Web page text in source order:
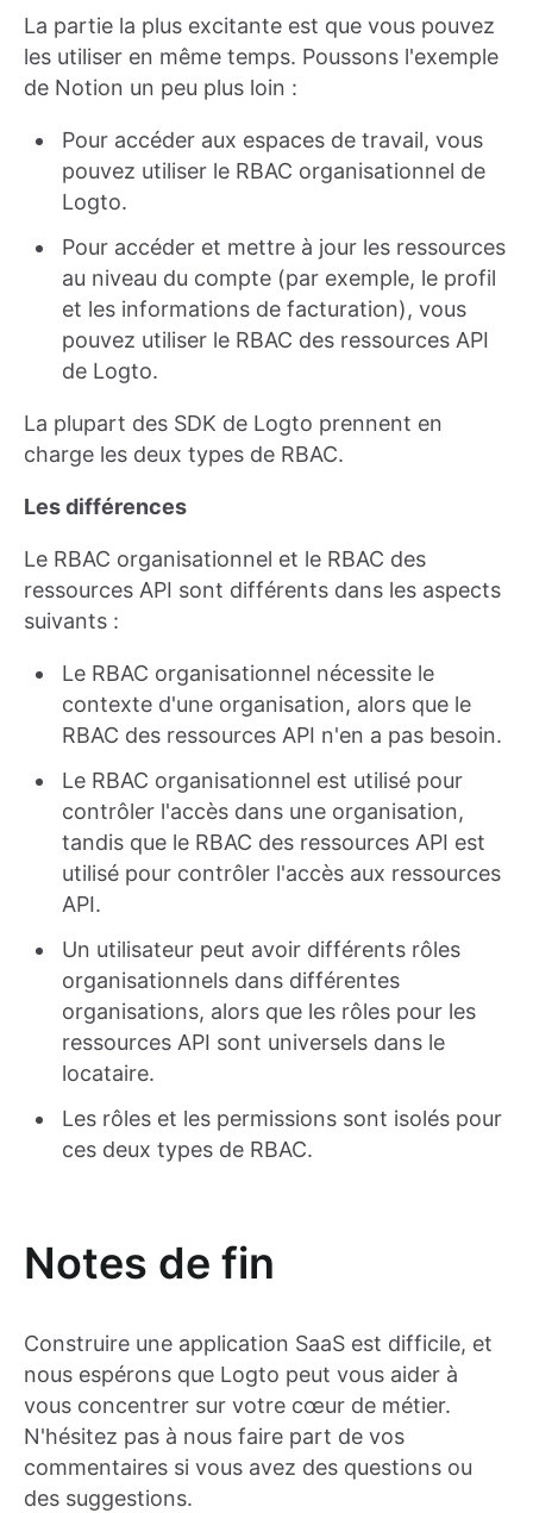
La partie la plus excitante est que vous pouvez
les utiliser en même temps. Poussons l'exemple
de Notion un peu plus loin :
Pour accéder aux espaces de travail, vous
pouvez utiliser le RBAC organisationnel de
Logto.
Pour accéder et mettre à jour les ressources
au niveau du compte (par exemple, le profil
et les informations de facturation), vous
pouvez utiliser le RBAC des ressources API
de Logto.
La plupart des SDK de Logto prennent en
charge les deux types de RBAC.
Les différences
Le RBAC organisationnel et le RBAC des
ressources API sont différents dans les aspects
suivants :
Le RBAC organisationnel nécessite le
contexte d'une organisation, alors que le
RBAC des ressources API n'en a pas besoin.
Le RBAC organisationnel est utilisé pour
contrôler l'accès dans une organisation,
tandis que le RBAC des ressources API est
utilisé pour contrôler l'accès aux ressources
API.
Un utilisateur peut avoir différents rôles
organisationnels dans différentes
organisations, alors que les rôles pour les
ressources API sont universels dans le
locataire.
Les rôles et les permissions sont isolés pour
ces deux types de RBAC.
Notes de fin
Construire une application SaaS est difficile, et
nous espérons que Logto peut vous aider à
vous concentrer sur votre cœur de métier.
N'hésitez pas à nous faire part de vos
commentaires si vous avez des questions ou
des suggestions.